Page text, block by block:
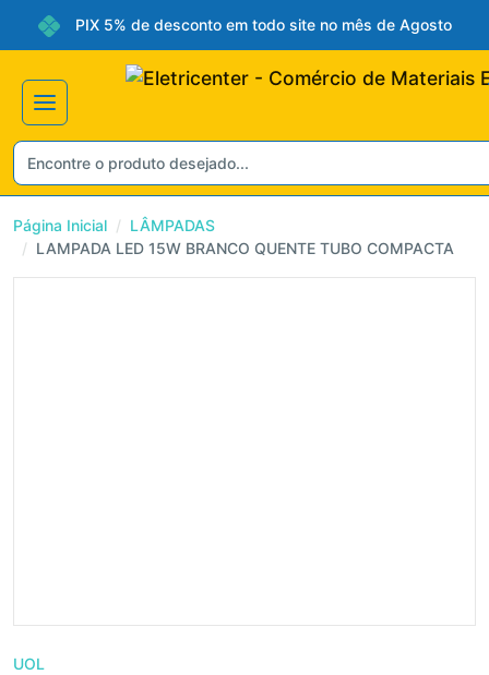
PIX 5% de desconto em todo site no mês de Agosto
Página Inicial
LÂMPADAS
LAMPADA LED 15W BRANCO QUENTE TUBO COMPACTA
UOL